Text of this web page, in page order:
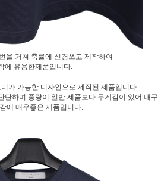
을 거쳐 축률에 신경쓰고 제작하여
에 유용한제품입니다.
가 가능한 디자인으로 제작된 제품입니다.
탄하며 중량이 일반 제품보다 무게감이 있어 내구
에 매우좋은 제품입니다.